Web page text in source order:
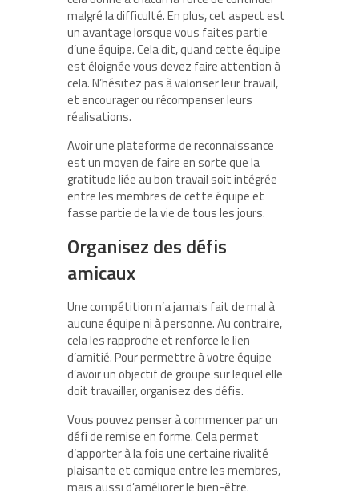
malgré la difficulté. En plus, cet aspect est
un avantage lorsque vous faites partie
d’une équipe. Cela dit, quand cette équipe
est éloignée vous devez faire attention à
cela. N’hésitez pas à valoriser leur travail,
et encourager ou récompenser leurs
réalisations.
Avoir une plateforme de reconnaissance
est un moyen de faire en sorte que la
gratitude liée au bon travail soit intégrée
entre les membres de cette équipe et
fasse partie de la vie de tous les jours.
Organisez des défis
amicaux
Une compétition n’a jamais fait de mal à
aucune équipe ni à personne. Au contraire,
cela les rapproche et renforce le lien
d’amitié. Pour permettre à votre équipe
d’avoir un objectif de groupe sur lequel elle
doit travailler, organisez des défis.
Vous pouvez penser à commencer par un
défi de remise en forme. Cela permet
d’apporter à la fois une certaine rivalité
plaisante et comique entre les membres,
mais aussi d’améliorer le bien-être.